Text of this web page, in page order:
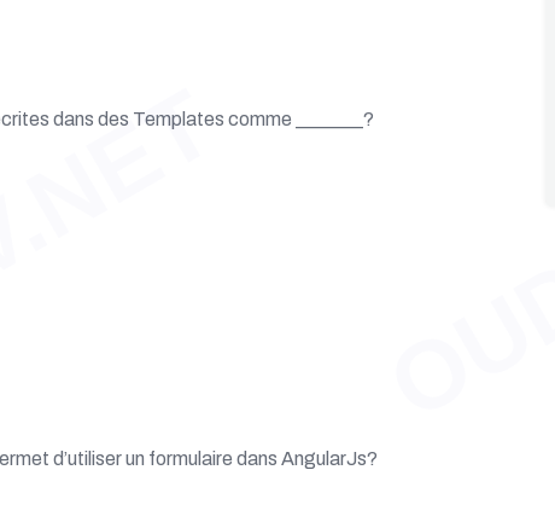
dans des Templates comme _______?
d’utiliser un formulaire dans AngularJs?